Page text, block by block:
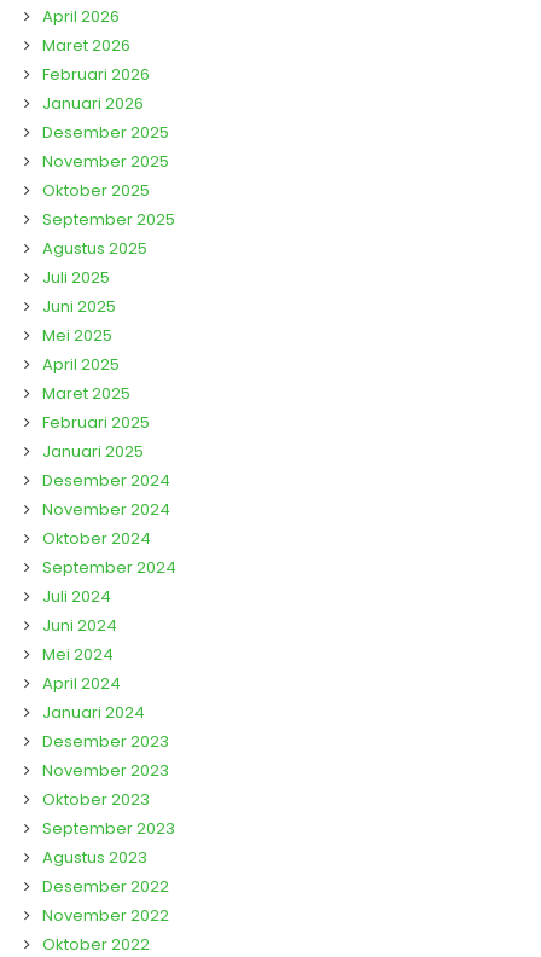
April 2026
Maret 2026
Februari 2026
Januari 2026
Desember 2025
November 2025
Oktober 2025
September 2025
Agustus 2025
Juli 2025
Juni 2025
Mei 2025
April 2025
Maret 2025
Februari 2025
Januari 2025
Desember 2024
November 2024
Oktober 2024
September 2024
Juli 2024
Juni 2024
Mei 2024
April 2024
Januari 2024
Desember 2023
November 2023
Oktober 2023
September 2023
Agustus 2023
Desember 2022
November 2022
Oktober 2022